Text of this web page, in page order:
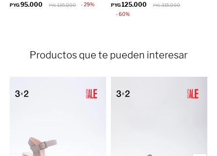
PYG95.000 PYG 135.000 29 PYG125.000 PYG 315.000
60
Productos que te pueden interesar